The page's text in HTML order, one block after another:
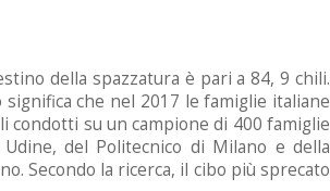
della spazzatura è pari a 84, 9 chili.
che nel 2017 le famiglie italiane
condotti su un campione di 400 famiglie
del Politecnico di Milano e della
Secondo la ricerca, il cibo più sprecato